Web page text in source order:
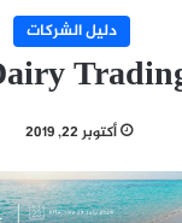
دليل الشركات
أكتوبر 22, 2019